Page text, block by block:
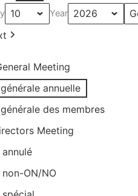
Year
Meeting
annuelle
des membres
Meeting
ON/NO